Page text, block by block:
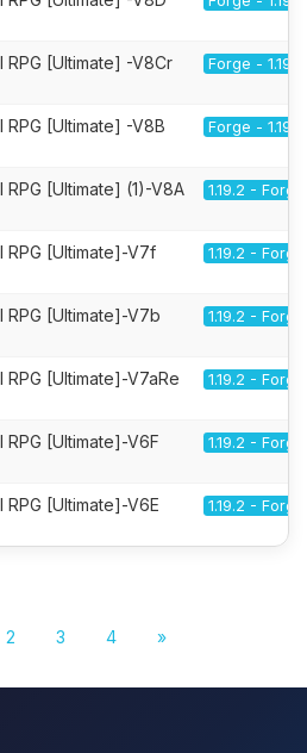
[Ultimate] -V8Cr Forge - 1.19.2
[Ultimate] -V8B Forge - 1.19.2
[Ultimate] (1)-V8A 1.19.2 - Forge
[Ultimate]-V7f 1.19.2 - Forge
[Ultimate]-V7b 1.19.2 - Forge
[Ultimate]-V7aRe 1.19.2 - Forge
[Ultimate]-V6F 1.19.2 - Forge
[Ultimate]-V6E 1.19.2 - Forge
2 3 4 »